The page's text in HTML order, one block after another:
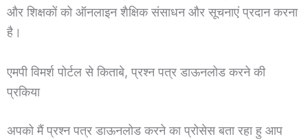
और शिक्षकों को ऑनलाइन शैक्षिक संसाधन और सूचनाएं प्रदान करना
है।
एमपी विमर्श पोर्टल से किताबे, प्रश्न पत्र डाऊनलोड करने की
प्रकिया
अपको मैं प्रश्न पत्र डाऊनलोड करने का प्रोसेस बता रहा हु आप